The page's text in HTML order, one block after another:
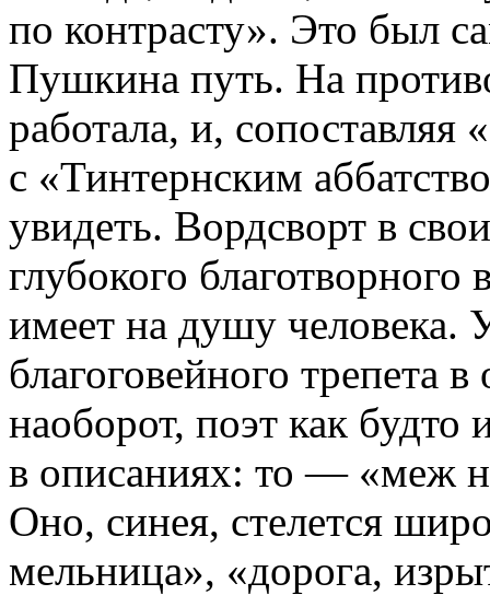
по контрасту». Это был
Пушкина путь. На
работала, и,
с «Тинтернским
увидеть. Вордсворт в
глубокого благотворного
имеет на душу человека.
благоговейного трепета
наоборот, поэт как будто
в описаниях: то — «меж
Оно, синея, стелется
мельница», «дорога,